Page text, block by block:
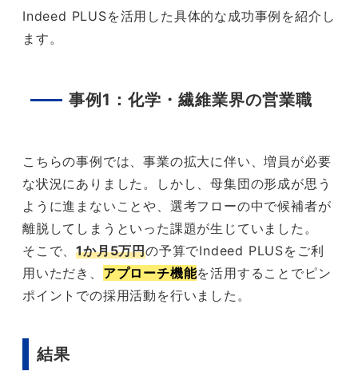
Indeed PLUSを活用した具体的な成功事例を紹介し
ます。
事例1：化学・繊維業界の営業職
こちらの事例では、事業の拡大に伴い、増員が必要
な状況にありました。しかし、母集団の形成が思う
ように進まないことや、選考フローの中で候補者が
離脱してしまうといった課題が生じていました。
そこで、1か月5万円の予算でIndeed PLUSをご利
用いただき、 アプローチ機能を活用することでピン
ポイントでの採用活動を行いました。
結果